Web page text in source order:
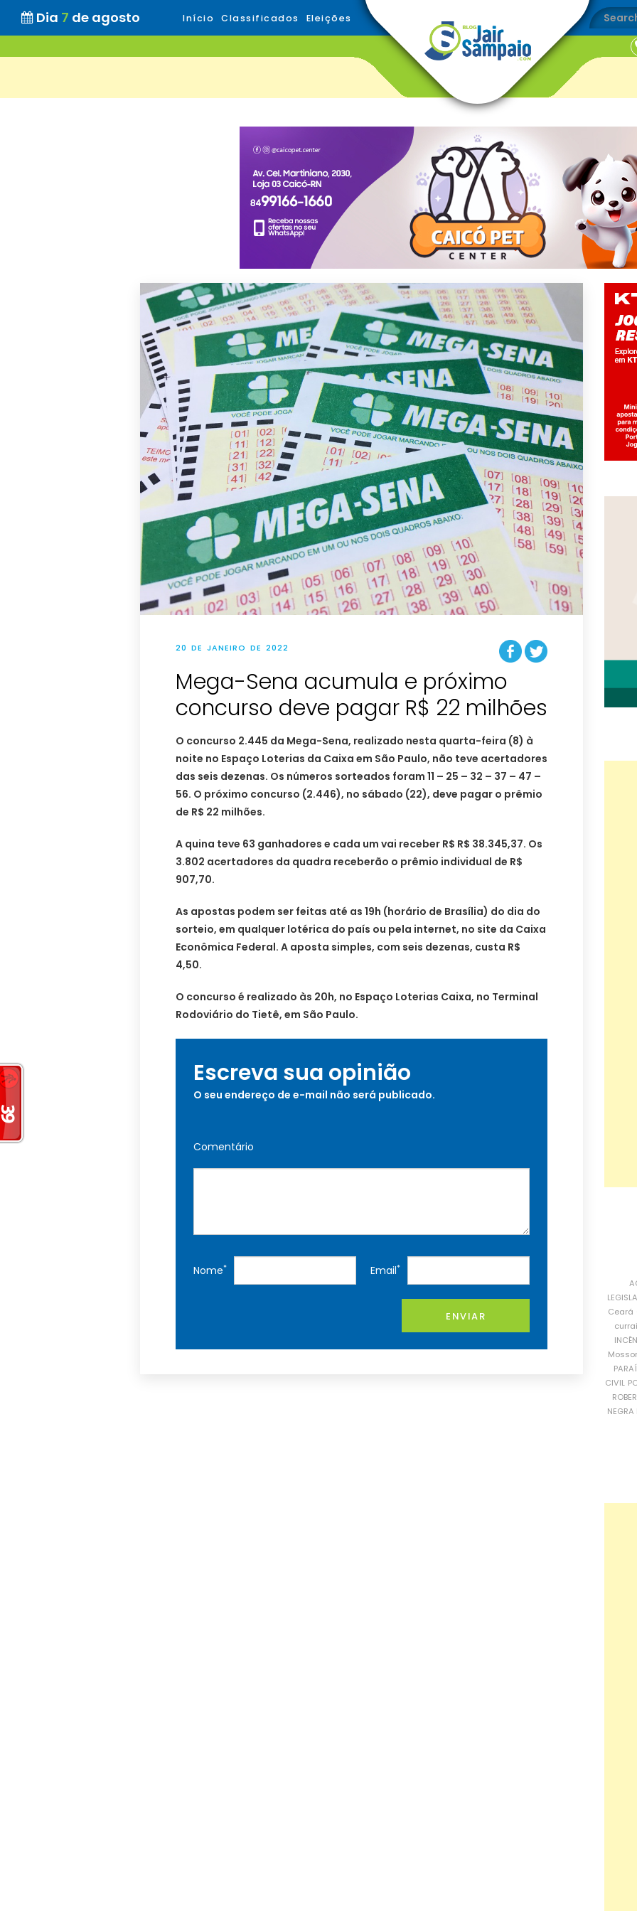
Dia 7 de agosto Início Classificados Eleições
20 DE JANEIRO DE 2022
Mega-Sena acumula e próximo
concurso deve pagar R$ 22 milhões
O concurso 2.445 da Mega-Sena, realizado nesta quarta-feira (8) à
noite no Espaço Loterias da Caixa em São Paulo, não teve acertadores
das seis dezenas. Os números sorteados foram 11 – 25 – 32 – 37 – 47 –
56. O próximo concurso (2.446), no sábado (22), deve pagar o prêmio
de R$ 22 milhões.
A quina teve 63 ganhadores e cada um vai receber R$ R$ 38.345,37. Os
3.802 acertadores da quadra receberão o prêmio individual de R$
907,70.
As apostas podem ser feitas até as 19h (horário de Brasília) do dia do
sorteio, em qualquer lotérica do país ou pela internet, no site da Caixa
Econômica Federal. A aposta simples, com seis dezenas, custa R$
4,50.
O concurso é realizado às 20h, no Espaço Loterias Caixa, no Terminal
Rodoviário do Tietê, em São Paulo.
Escreva sua opinião
O seu endereço de e-mail não será publicado.
Comentário
Nome* Email*
ENVIAR
Ceará
CIVIL
NEGRA